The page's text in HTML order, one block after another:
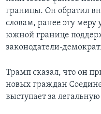
границы. Он обратил
словам, ранее эту меру
южной границе
законодатели-
Трамп сказал, что он
новых граждан
выступает за